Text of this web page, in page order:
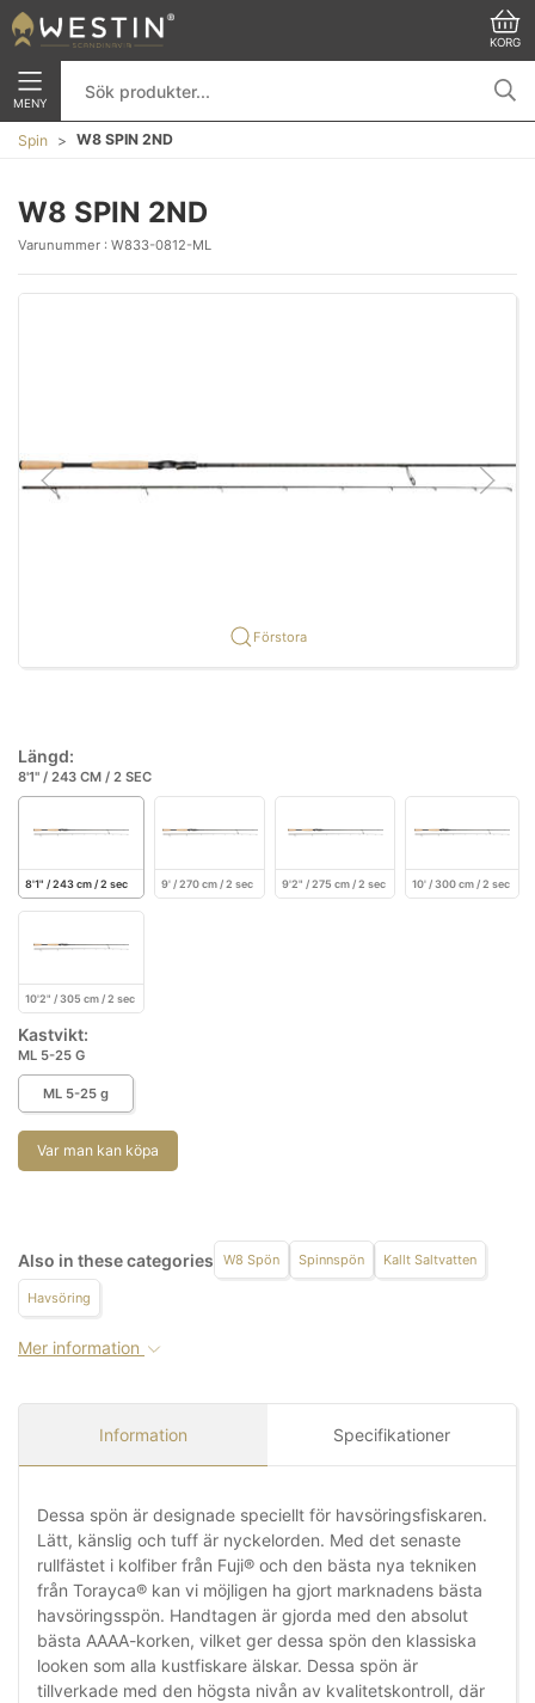
KORG
MENY
Spin W8 SPIN 2ND
W8 SPIN 2ND
Varunummer : W833-0812-ML
Förstora
Längd:
8'1" / 243 CM / 2 SEC
8'1" / 243 cm / 2 sec 9' / 270 cm / 2 sec 9'2" / 275 cm / 2 sec 10' / 300 cm / 2 sec
10'2" / 305 cm / 2 sec
Kastvikt:
ML 5-25 G
ML 5-25 g
Var man kan köpa
Also in these categories W8 Spön Spinnspön Kallt Saltvatten
Havsöring
Mer information
Information Specifikationer
Dessa spön är designade speciellt för havsöringsfiskaren.
Lätt, känslig och tuff är nyckelorden. Med det senaste
rullfästet i kolfiber från Fuji® och den bästa nya tekniken
från Torayca® kan vi möjligen ha gjort marknadens bästa
havsöringsspön. Handtagen är gjorda med den absolut
bästa AAAA-korken, vilket ger dessa spön den klassiska
looken som alla kustfiskare älskar. Dessa spön är
tillverkade med den högsta nivån av kvalitetskontroll, där